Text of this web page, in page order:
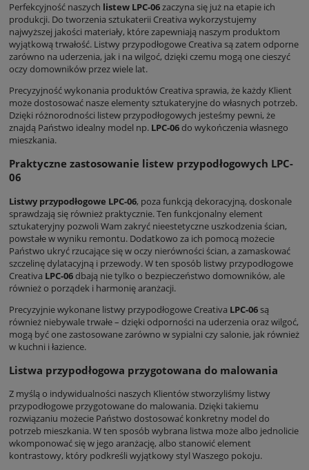
Perfekcyjność naszych listew LPC-06zaczyna się już na etapie ich
produkcji. Do tworzenia sztukaterii Creativa wykorzystujemy
najwyższej jakości materiały, które zapewniają naszym produktom
wyjątkową trwałość. Listwy przypodłogowe Creativa są zatem odporne
zarówno na uderzenia, jak i na wilgoć, dzięki czemu mogą one cieszyć
oczy domowników przez wiele lat.
Precyzyjność wykonania produktów Creativa sprawia, że każdy Klient
może dostosować nasze elementy sztukateryjne do własnych potrzeb.
Dzięki różnorodności listew przypodłogowych jesteśmy pewni, że
znajdą Państwo idealny model np. LPC-06do wykończenia własnego
mieszkania.
Praktyczne zastosowanie listew przypodłogowych LPC-
06
Listwy przypodłogowe LPC-06, poza funkcją dekoracyjną, doskonale
sprawdzają się również praktycznie. Ten funkcjonalny element
sztukateryjny pozwoli Wam zakryć nieestetyczne uszkodzenia ścian,
powstałe w wyniku remontu. Dodatkowo za ich pomocą możecie
Państwo ukryć rzucające się w oczy nierówności ścian, a zamaskować
szczelinę dylatacyjną i przewody. W ten sposób listwy przypodłogowe
Creativa LPC-06dbają nie tylko o bezpieczeństwo domowników, ale
również o porządek i harmonię aranżacji.
Precyzyjnie wykonane listwy przypodłogowe Creativa LPC-06są
również niebywale trwałe – dzięki odporności na uderzenia oraz wilgoć,
mogą być one zastosowane zarówno w sypialni czy salonie, jak również
w kuchni i łazience.
Listwa przypodłogowa przygotowana do malowania
Z myślą o indywidualności naszych Klientów stworzyliśmy listwy
przypodłogowe przygotowane do malowania. Dzięki takiemu
rozwiązaniu możecie Państwo dostosować konkretny model do
potrzeb mieszkania. W ten sposób wybrana listwa może albo jednolicie
wkomponować się w jego aranżację, albo stanowić element
kontrastowy, który podkreśli wyjątkowy styl Waszego pokoju.